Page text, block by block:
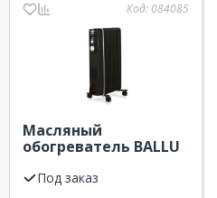
Код: 084085
Масляный
обогреватель BALLU
09BBN 2.0кВт, 9
Под заказ